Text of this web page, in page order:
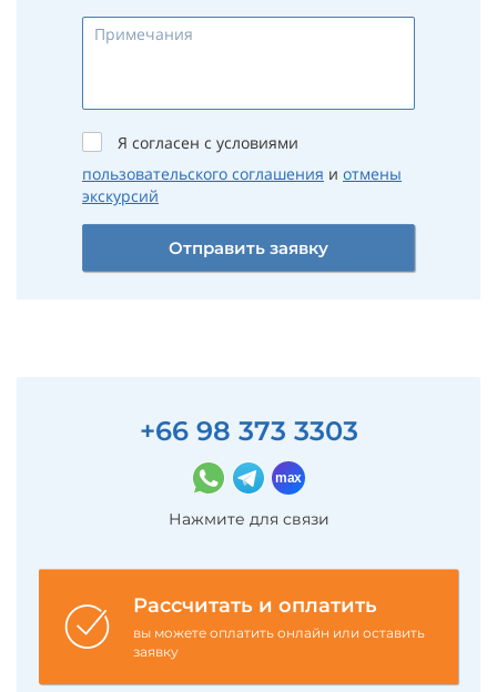
Я согласен с условиями
пользовательского соглашения и отмены
экскурсий
Отправить заявку
+66 98 373 3303
Нажмите для связи
Рассчитать и оплатить
вы можете оплатить онлайн или оставить
заявку